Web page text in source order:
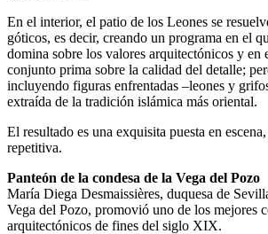
En el interior, el patio de los Leones se
góticos, es decir, creando un programa en el
domina sobre los valores arquitectónicos y en
conjunto prima sobre la calidad del detalle;
incluyendo figuras enfrentadas –leones y
extraída de la tradición islámica más oriental.
El resultado es una exquisita puesta en
repetitiva.
Panteón de la condesa de la Vega del Pozo
María Diega Desmaissières, duquesa de
Vega del Pozo, promovió uno de los mejores
arquitectónicos de fines del siglo XIX.